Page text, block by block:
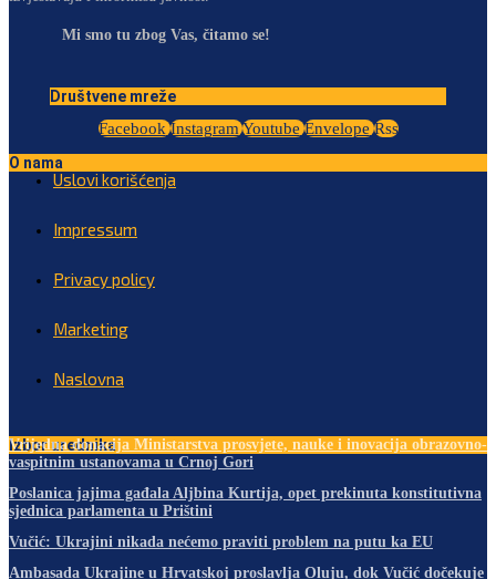
Mi smo tu zbog Vas, čitamo se!
Društvene mreže
Facebook Instagram Youtube Envelope Rss
O nama
Uslovi korišćenja
Impressum
Privacy policy
Marketing
Naslovna
Izbor urednika
Vrijedna donacija Ministarstva prosvjete, nauke i inovacija obrazovno-
vaspitnim ustanovama u Crnoj Gori
Poslanica jajima gađala Aljbina Kurtija, opet prekinuta konstitutivna
sjednica parlamenta u Prištini
Vučić: Ukrajini nikada nećemo praviti problem na putu ka EU
Ambasada Ukrajine u Hrvatskoj proslavlja Oluju, dok Vučić dočekuje